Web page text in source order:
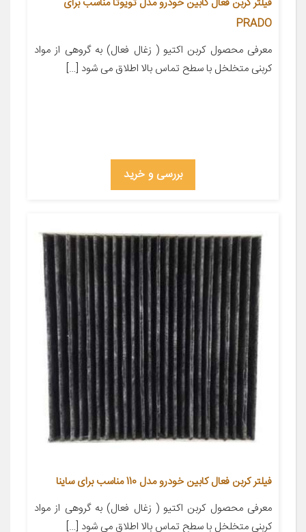
PRADO
معرفی محصول کربن اکتیو ( زغال فعال) به گروهی از مواد
کربنی متخلخل با سطح تماس بالا اطلاق می شود […]
بررسی و خرید
فیلتر کربن فعال کابین خودرو مدل 110 مناسب برای ساینا
معرفی محصول کربن اکتیو ( زغال فعال) به گروهی از مواد
کربنی متخلخل با سطح تماس بالا اطلاق می شود […]